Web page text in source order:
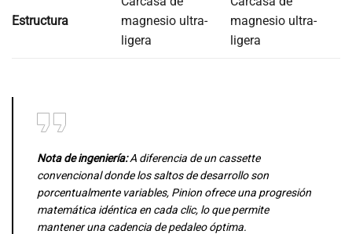
Estructura
magnesio ultra-
ligera
magnesio ultra-
ligera
Nota de ingeniería:A diferencia de un cassette
convencional donde los saltos de desarrollo son
porcentualmente variables, Pinion ofrece una progresión
matemática idéntica en cada clic, lo que permite
mantener una cadencia de pedaleo óptima.